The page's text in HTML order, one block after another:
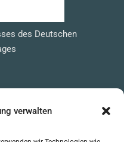
verwalten
des Deutschen